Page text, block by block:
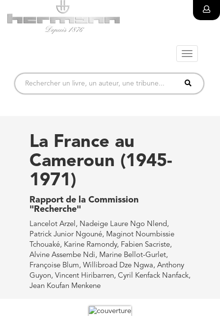
Toggle
La France au
Cameroun (1945-
1971)
Rapport de la Commission
"Recherche"
Lancelot Arzel, Nadeige Laure Ngo Nlend,
Patrick Junior Ngouné, Maginot Noumbissie
Tchouaké, Karine Ramondy, Fabien Sacriste,
Alvine Assembe Ndi, Marine Bellot-Gurlet,
Françoise Blum, Willibroad Dze Ngwa, Anthony
Guyon, Vincent Hiribarren, Cyril Kenfack Nanfack,
Jean Koufan Menkene